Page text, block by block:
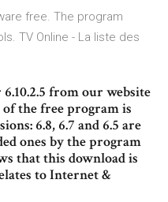
free. The program
TV Online - La liste des
from our website
the free program is
6.8, 6.7 and 6.5 are
ones by the program
that this download is
to Internet &